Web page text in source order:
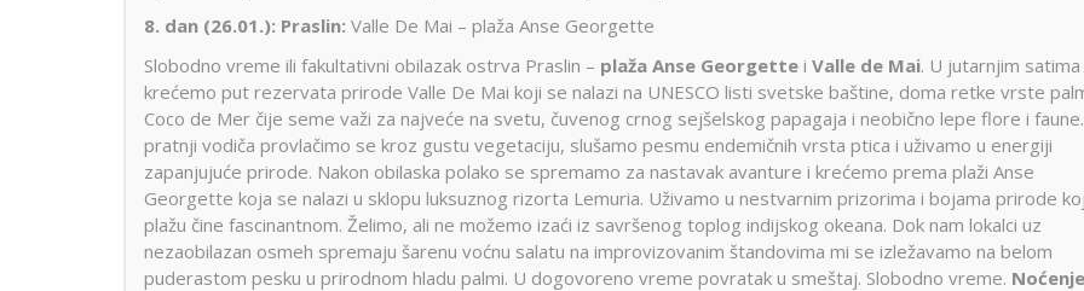
8. dan (26.01.): Praslin: Valle De Mai – plaža Anse Georgette
Slobodno vreme ili fakultativni obilazak ostrva Praslin – plaža Anse Georgette i Valle de Mai. U jutarnjim satima
krećemo put rezervata prirode Valle De Mai koji se nalazi na UNESCO listi svetske baštine, doma retke vrste
Coco de Mer čije seme važi za najveće na svetu, čuvenog crnog sejšelskog papagaja i neobično lepe flore i
pratnji vodiča provlačimo se kroz gustu vegetaciju, slušamo pesmu endemičnih vrsta ptica i uživamo u energiji
zapanjujuće prirode. Nakon obilaska polako se spremamo za nastavak avanture i krećemo prema plaži Anse
Georgette koja se nalazi u sklopu luksuznog rizorta Lemuria. Uživamo u nestvarnim prizorima i bojama prirode
plažu čine fascinantnom. Želimo, ali ne možemo izaći iz savršenog toplog indijskog okeana. Dok nam lokalci uz
nezaobilazan osmeh spremaju šarenu voćnu salatu na improvizovanim štandovima mi se izležavamo na belom
puderastom pesku u prirodnom hladu palmi. U dogovoreno vreme povratak u smeštaj. Slobodno vreme.